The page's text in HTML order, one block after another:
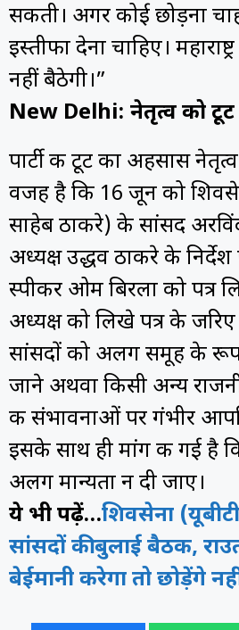
सकती। अगर कोई छोड़ना
इस्तीफा देना चाहिए।
नहीं बैठेगी।”
New Delhi: नेतृत्व को
पार्टी की टूट का अहसास
वजह है कि 16 जून को
साहेब ठाकरे) के सांसद अरविंद
अध्यक्ष उद्धव ठाकरे के
स्पीकर ओम बिरला को पत्र
अध्यक्ष को लिखे पत्र के
सांसदों को अलग समूह के रूप
जाने अथवा किसी अन्य
की संभावनाओं पर गंभीर
इसके साथ ही मांग की गई है
अलग मान्यता न दी जाए।
ये भी पढ़ें…शिवसेना
सांसदों की बुलाई बैठक,
बेईमानी करेगा तो छोड़ेंगे